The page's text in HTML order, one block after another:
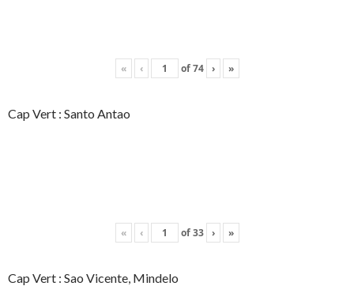
« ‹ of74 › »
Cap Vert : Santo Antao
« ‹ of33 › »
Cap Vert : Sao Vicente, Mindelo